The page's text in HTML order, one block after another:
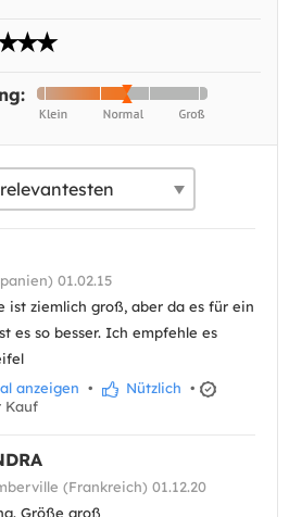
01.02.15
ist ziemlich groß, aber da es für ein
es so besser. Ich empfehle es
anzeigen • Nützlich •
Kauf
(Frankreich) 01.12.20
Größe groß